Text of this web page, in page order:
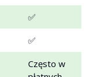
✅
✅
Często w